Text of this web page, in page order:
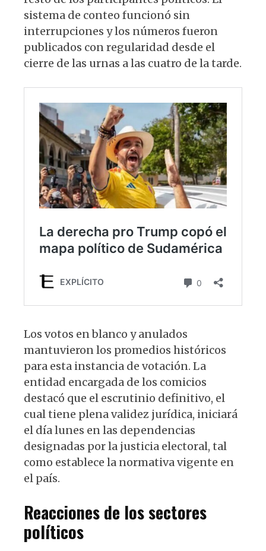
sistema de conteo funcionó sin
interrupciones y los números fueron
publicados con regularidad desde el
cierre de las urnas a las cuatro de la tarde.
Los votos en blanco y anulados
mantuvieron los promedios históricos
para esta instancia de votación. La
entidad encargada de los comicios
destacó que el escrutinio definitivo, el
cual tiene plena validez jurídica, iniciará
el día lunes en las dependencias
designadas por la justicia electoral, tal
como establece la normativa vigente en
el país.
Reacciones de los sectores
políticos